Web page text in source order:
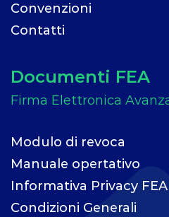
Convenzioni
Contatti
Documenti FEA
Modulo di revoca
Manuale opertativo
Informativa Privacy FEA
Condizioni Generali